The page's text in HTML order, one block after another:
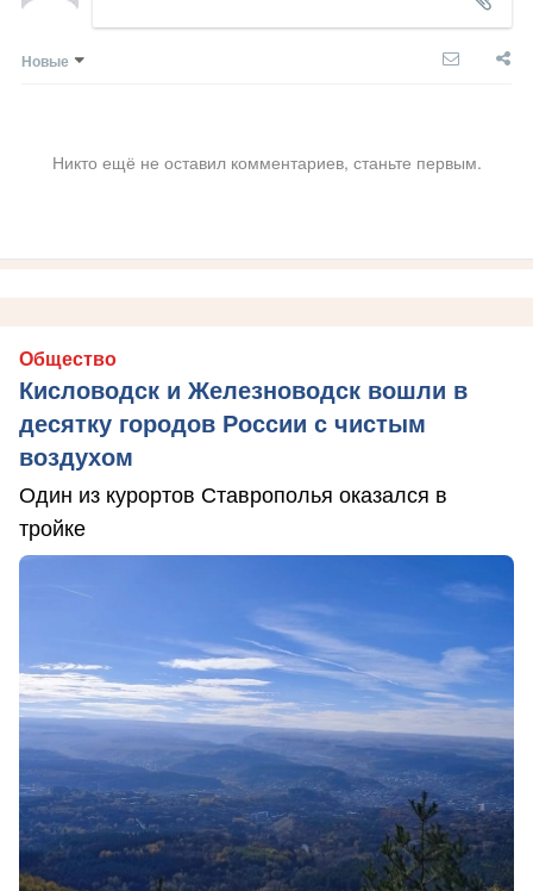
Новые
Никто ещё не оставил комментариев, станьте первым.
Общество
Кисловодск и Железноводск вошли в
десятку городов России с чистым
воздухом
Один из курортов Ставрополья оказался в
тройке